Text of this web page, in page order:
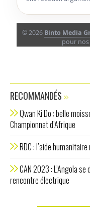
© 2026 Binto Media
pour
RECOMMANDÉS
Qwan Ki Do : belle
Championnat d’Afrique
RDC : l’aide
CAN 2023 : L’Angola
rencontre électrique